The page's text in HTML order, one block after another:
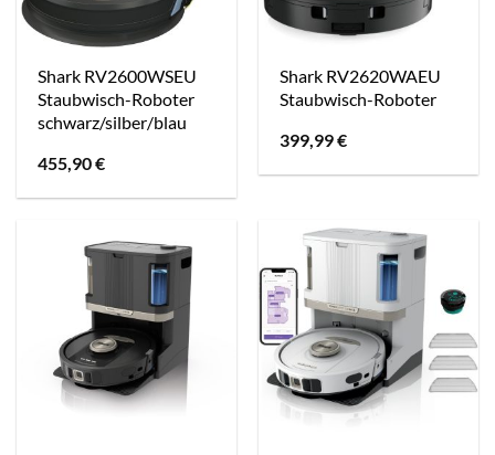
Shark RV2600WSEU
Staubwisch-Roboter
schwarz/silber/blau
455,90€
Shark RV2620WAEU
Staubwisch-Roboter
399,99€